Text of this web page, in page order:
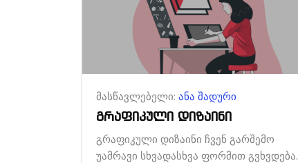
მასწავლებელი: ანა შადური
გრაფიკული დიზაინი
გრაფიკული დიზაინი ჩვენ გარშემო
უამრავი სხვადასხვა ფორმით გვხვდება.